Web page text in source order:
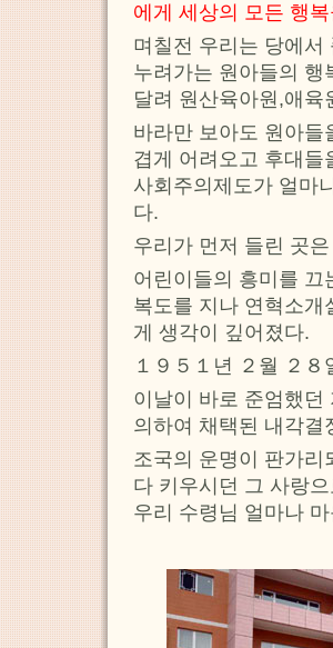
에게 세상의 모든 행
며칠전 우리는 당에서
누려가는 원아들의 행
달려 원산육아원,애육
바라만 보아도 원아들
겹게 어려오고 후대들
사회주의제도가 얼마
다.
우리가 먼저 들린 곳
어린이들의 흥미를 끄
복도를 지나 연혁소개
게 생각이 깊어졌다.
１９５１년 ２월 ２８
이날이 바로 준엄했던
의하여 채택된 내각결
조국의 운명이 판가리
다 키우시던 그 사랑
우리 수령님 얼마나